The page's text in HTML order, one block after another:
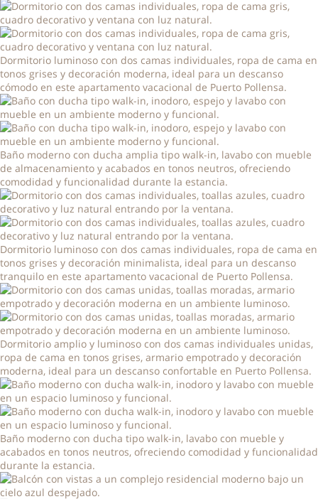
Dormitorio luminoso con dos camas individuales, ropa de cama en
tonos grises y decoración moderna, ideal para un descanso
cómodo en este apartamento vacacional de Puerto Pollensa.
Baño moderno con ducha amplia tipo walk-in, lavabo con mueble
de almacenamiento y acabados en tonos neutros, ofreciendo
comodidad y funcionalidad durante la estancia.
Dormitorio luminoso con dos camas individuales, ropa de cama en
tonos grises y decoración minimalista, ideal para un descanso
tranquilo en este apartamento vacacional de Puerto Pollensa.
Dormitorio amplio y luminoso con dos camas individuales unidas,
ropa de cama en tonos grises, armario empotrado y decoración
moderna, ideal para un descanso confortable en Puerto Pollensa.
Baño moderno con ducha tipo walk-in, lavabo con mueble y
acabados en tonos neutros, ofreciendo comodidad y funcionalidad
durante la estancia.